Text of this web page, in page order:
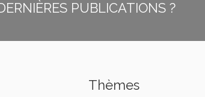
PUBLICATIONS ?
Thèmes